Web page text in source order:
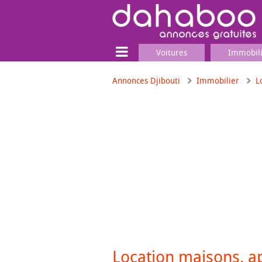
Voitures
Annonces Djibouti Immobilier
Location maisons,